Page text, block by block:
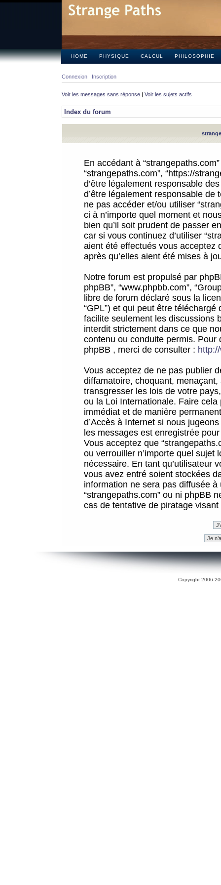
HOME PHYSIQUE CALCUL PHILOSOPHIE
Connexion Inscription
Voir les messages sans réponse | Voir les sujets actifs
Index du forum
En accédant à
“strangepaths.com”, “https://
d’être légalement responsable
d’être légalement responsable
ne pas accéder et/ou utiliser
ci à n’importe quel moment et
bien qu’il soit prudent de passer
car si vous continuez d’utiliser
aient été effectués vous acceptez
après qu’elles aient été mises à
Notre forum est propulsé par
phpBB”, “www.phpbb.com”,
libre de forum déclaré sous la
“GPL”) et qui peut être téléchargé
facilite seulement les discussions
interdit strictement dans ce que
contenu ou conduite permis.
phpBB , merci de consulter :
Vous acceptez de ne pas publier
diffamatoire, choquant,
transgresser les lois de votre
ou la Loi Internationale. Faire
immédiat et de manière
d’Accès à Internet si nous
les messages est enregistrée
Vous acceptez que
ou verrouiller n’importe quel sujet
nécessaire. En tant qu’utilisateur
vous avez entré soient stockées
information ne sera pas diffusée
“strangepaths.com” ou ni phpBB
cas de tentative de piratage
Copyright 2006-